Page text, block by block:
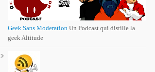
Geek Sans ModerationUn Podcast qui distille la
geek Altitude